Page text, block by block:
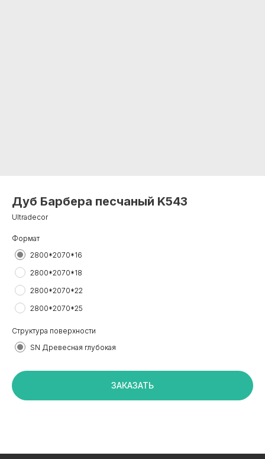
Дуб Барбера песчаный K543
Ultradecor
Формат
2800*2070*16
2800*2070*18
2800*2070*22
2800*2070*25
Структура поверхности
SN Древесная глубокая
ЗАКАЗАТЬ
info@plitorg.ru
ЛХДФ/ХДФ